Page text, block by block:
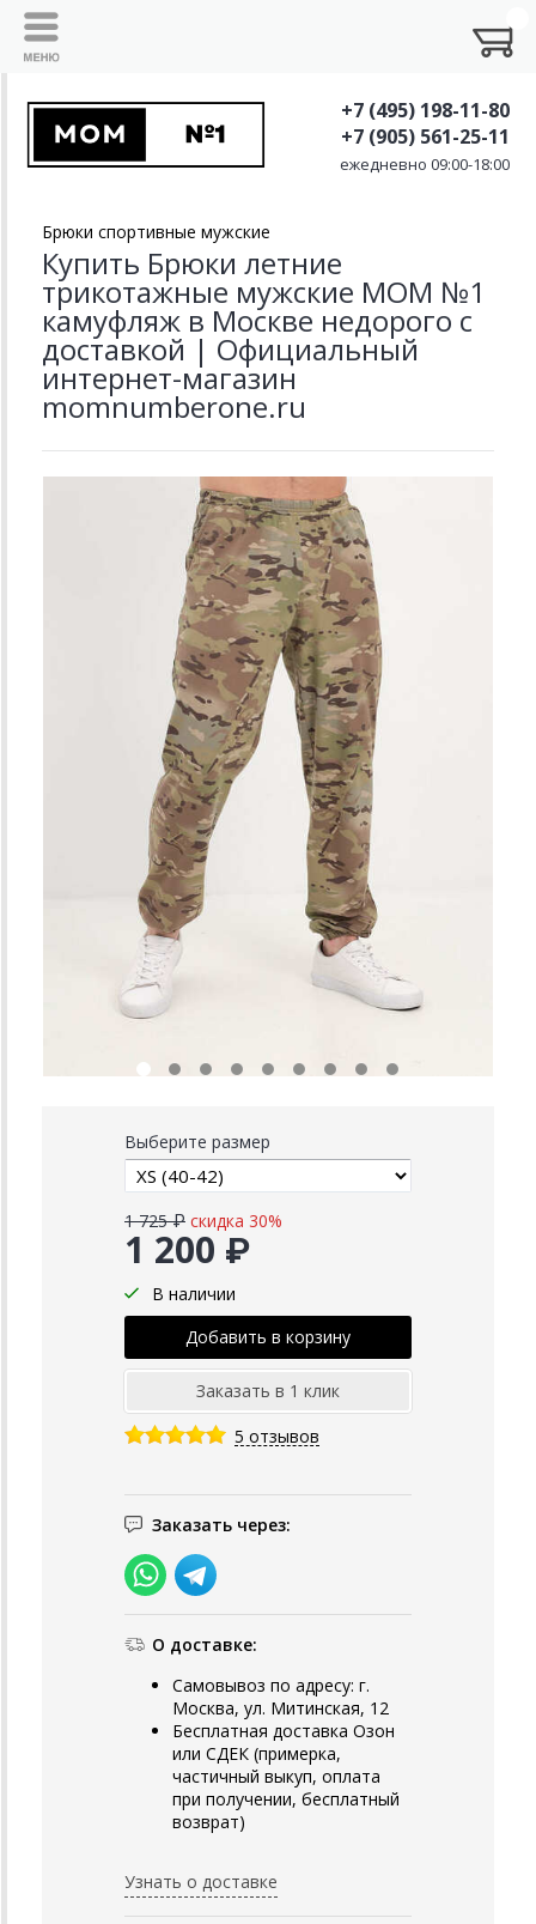
+7 (495) 198-11-80
+7 (905) 561-25-11
ежедневно 09:00-18:00
Брюки спортивные мужские
Купить Брюки летние
трикотажные мужские MOM №1
камуфляж в Москве недорого с
доставкой | Официальный
интернет-магазин
momnumberone.ru
Выберите размер
1 200 ₽
1 725 ₽ скидка 30%
В наличии
5 отзывов
Заказать через:
О доставке:
Самовывоз по адресу: г.
Москва, ул. Митинская, 12
Бесплатная доставка Озон
или СДЕК (примерка,
частичный выкуп, оплата
при получении, бесплатный
возврат)
Узнать о доставке